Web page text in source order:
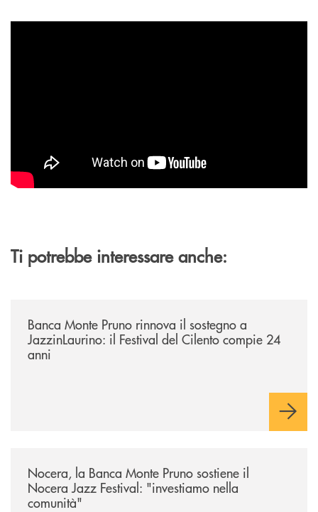
Ti potrebbe interessare anche:
Banca Monte Pruno rinnova il sostegno a
JazzinLaurino: il Festival del Cilento compie 24
anni
Nocera, la Banca Monte Pruno sostiene il
Nocera Jazz Festival: "investiamo nella
comunità"